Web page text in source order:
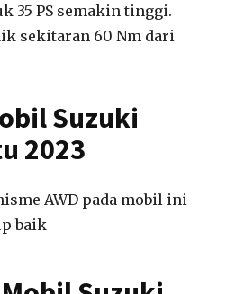
35 PS semakin tinggi.
sekitaran 60 Nm dari
Suzuki
2023
AWD pada mobil ini
baik